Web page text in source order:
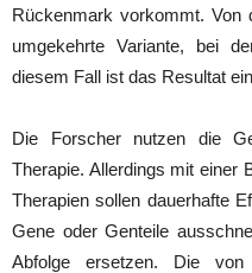
Rückenmark vorkommt. Von
umgekehrte Variante, bei
diesem Fall ist das Resultat
Die Forscher nutzen die
Therapie. Allerdings mit einer
Therapien sollen dauerhafte
Gene oder Genteile
Abfolge ersetzen. Die von